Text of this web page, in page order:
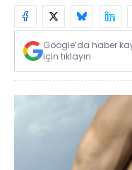
Google’da haber
için tıklayın